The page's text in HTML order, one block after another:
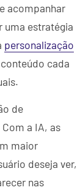
acompanhar
uma estratégia
personalização
cada
de
a IA, as
maior
deseja ver,
nas